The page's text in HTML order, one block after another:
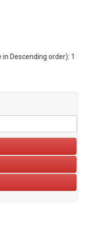
Descending order): 1